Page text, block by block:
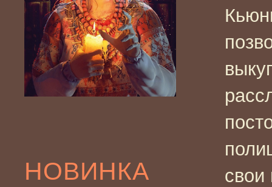
НОВИНКА
свои